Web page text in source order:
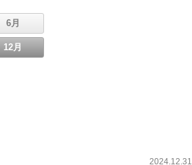
6月
12月
2024.12.31